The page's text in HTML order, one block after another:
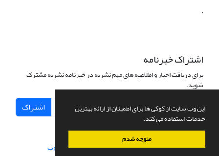
این وب سایت از کوکی ها برای اطمینان از ارائه بهترین
خدمات استفاده می کند.
متوجه شدم
.
اشتراک خبرنامه
برای دریافت اخبار و اطلاعیه های مهم نشریه در خبرنامه نشریه مشترک
شوید.
اشتراک
سامانه مدیریت نشریات علمی.طراحی و پیاده سازی از سیناوب